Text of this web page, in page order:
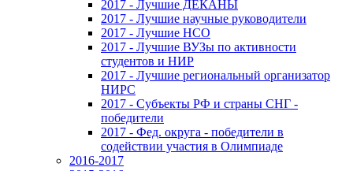
2017 - Лучшие ДЕКАНЫ
2017 - Лучшие научные руководители
2017 - Лучшие НСО
2017 - Лучшие ВУЗы по активности
студентов и НИР
2017 - Лучшие региональный организатор
НИРС
2017 - Субъекты РФ и страны СНГ -
победители
2017 - Фед. округа - победители в
содействии участия в Олимпиаде
2016-2017